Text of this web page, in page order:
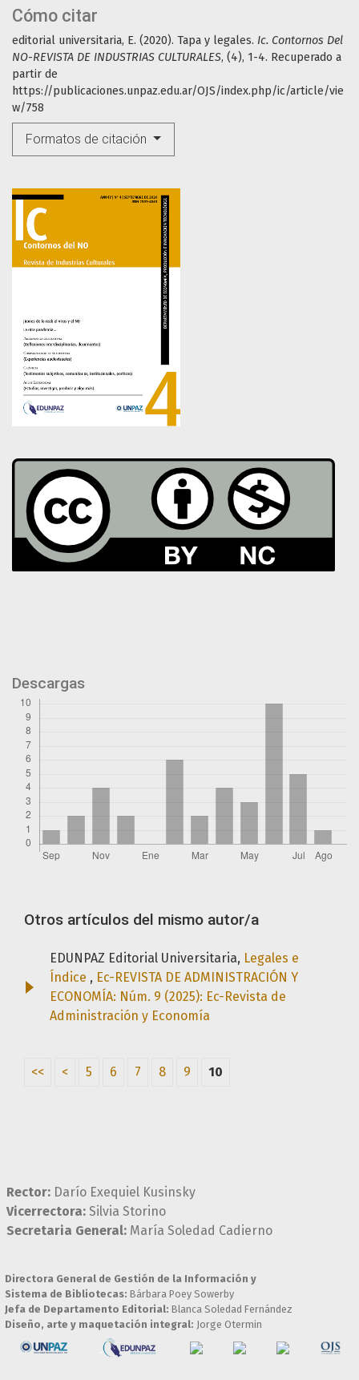
Cómo citar
editorial universitaria, E. (2020). Tapa y legales. Ic. Contornos Del
NO-REVISTA DE INDUSTRIAS CULTURALES, (4), 1-4. Recuperado a
partir de
https://publicaciones.unpaz.edu.ar/OJS/index.php/ic/article/vie
w/758
Formatos de citación
Descargas
Otros artículos del mismo autor/a
EDUNPAZ Editorial Universitaria, Legales e
Índice , Ec-REVISTA DE ADMINISTRACIÓN Y
ECONOMÍA: Núm. 9 (2025): Ec-Revista de
Administración y Economía
<< < 5 6 7 8 9 10
Rector: Darío Exequiel Kusinsky
Vicerrectora: Silvia Storino
Secretaria General: María Soledad Cadierno
Directora General de Gestión de la Información y
Sistema de Bibliotecas: Bárbara Poey Sowerby
Jefa de Departamento Editorial: Blanca Soledad Fernández
Diseño, arte y maquetación integral: Jorge Otermin